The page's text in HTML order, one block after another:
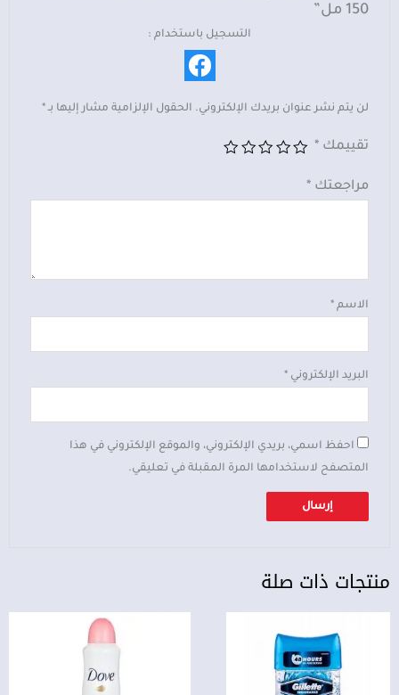
150 مل”
التسجيل باستخدام :
لن يتم نشر عنوان بريدك الإلكتروني. الحقول الإلزامية مشار إليها بـ*
تقييمك *
مراجعتك *
الاسم*
البريد الإلكتروني *
احفظ اسمي، بريدي الإلكتروني، والموقع الإلكتروني في هذا
المتصفح لاستخدامها المرة المقبلة في تعليقي.
منتجات ذات صلة